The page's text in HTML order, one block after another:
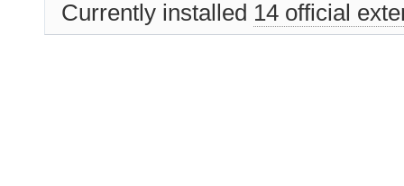
Currently installed 14 official